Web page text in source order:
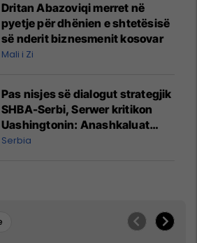
Dritan Abazoviqi merret në
pyetje për dhënien e shtetësisë
së nderit biznesmenit kosovar
Mali i Zi
Pas nisjes së dialogut strategjik
SHBA-Serbi, Serwer kritikon
Uashingtonin: Anashkaluat
Banjskën, sulmin ndaj KFOR-it
Serbia